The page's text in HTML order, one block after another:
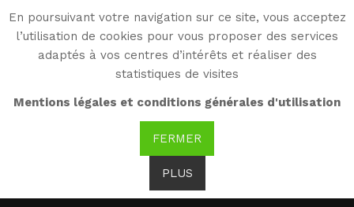
En poursuivant votre navigation sur ce site, vous acceptez
l’utilisation de cookies pour vous proposer des services
adaptés à vos centres d’intérêts et réaliser des
statistiques de visites
Mentions légales et conditions générales d'utilisation
FERMER
PLUS
WG
Witold Gombrowicz
Wittlin : Le courage de
Gombrowicz
Wittlin : Le courage de Gombrowicz